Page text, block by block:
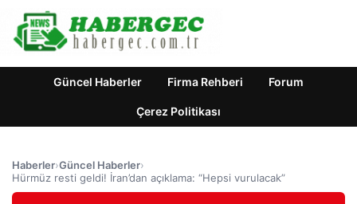
Güncel Haberler Firma Rehberi Forum
Çerez Politikası
Haberler›Güncel Haberler›
Hürmüz resti geldi! İran’dan açıklama: “Hepsi vurulacak”